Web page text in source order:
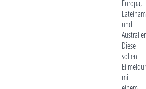
Europa,
und
Diese
sollen
mit